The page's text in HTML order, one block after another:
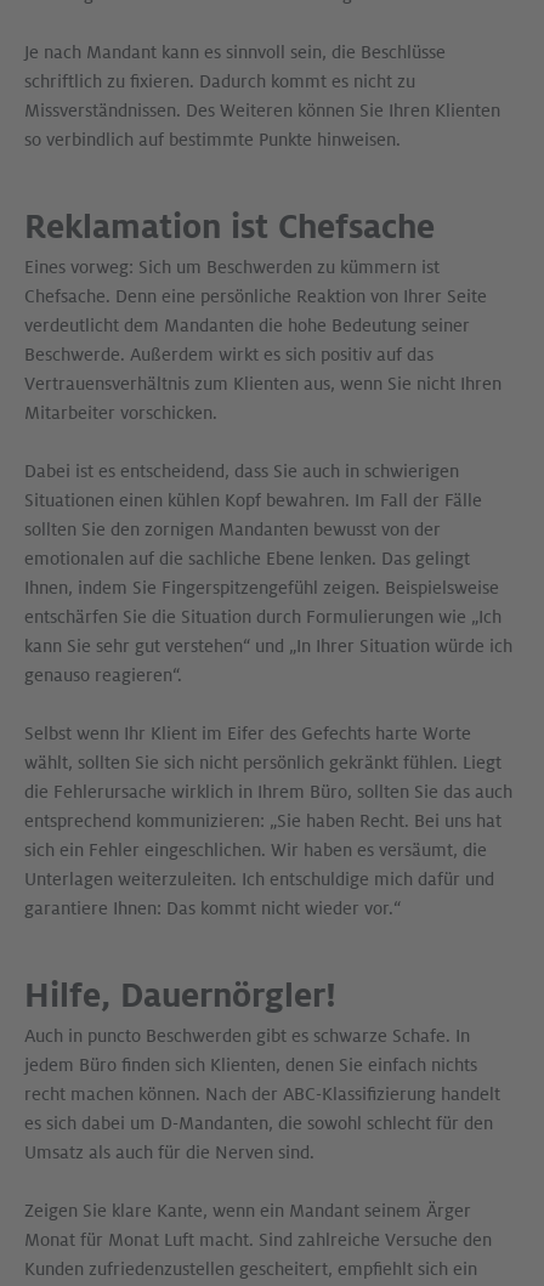
Je nach Mandant kann es sinnvoll sein, die Beschlüsse
schriftlich zu fixieren. Dadurch kommt es nicht zu
Missverständnissen. Des Weiteren können Sie Ihren Klienten
so verbindlich auf bestimmte Punkte hinweisen.
Reklamation ist Chefsache
Eines vorweg: Sich um Beschwerden zu kümmern ist
Chefsache. Denn eine persönliche Reaktion von Ihrer Seite
verdeutlicht dem Mandanten die hohe Bedeutung seiner
Beschwerde. Außerdem wirkt es sich positiv auf das
Vertrauensverhältnis zum Klienten aus, wenn Sie nicht Ihren
Mitarbeiter vorschicken.
Dabei ist es entscheidend, dass Sie auch in schwierigen
Situationen einen kühlen Kopf bewahren. Im Fall der Fälle
sollten Sie den zornigen Mandanten bewusst von der
emotionalen auf die sachliche Ebene lenken. Das gelingt
Ihnen, indem Sie Fingerspitzengefühl zeigen. Beispielsweise
entschärfen Sie die Situation durch Formulierungen wie „Ich
kann Sie sehr gut verstehen“ und „In Ihrer Situation würde ich
genauso reagieren“.
Selbst wenn Ihr Klient im Eifer des Gefechts harte Worte
wählt, sollten Sie sich nicht persönlich gekränkt fühlen. Liegt
die Fehlerursache wirklich in Ihrem Büro, sollten Sie das auch
entsprechend kommunizieren: „Sie haben Recht. Bei uns hat
sich ein Fehler eingeschlichen. Wir haben es versäumt, die
Unterlagen weiterzuleiten. Ich entschuldige mich dafür und
garantiere Ihnen: Das kommt nicht wieder vor.“
Hilfe, Dauernörgler!
Auch in puncto Beschwerden gibt es schwarze Schafe. In
jedem Büro finden sich Klienten, denen Sie einfach nichts
recht machen können. Nach der ABC-Klassifizierung handelt
es sich dabei um D-Mandanten, die sowohl schlecht für den
Umsatz als auch für die Nerven sind.
Zeigen Sie klare Kante, wenn ein Mandant seinem Ärger
Monat für Monat Luft macht. Sind zahlreiche Versuche den
Kunden zufriedenzustellen gescheitert, empfiehlt sich ein